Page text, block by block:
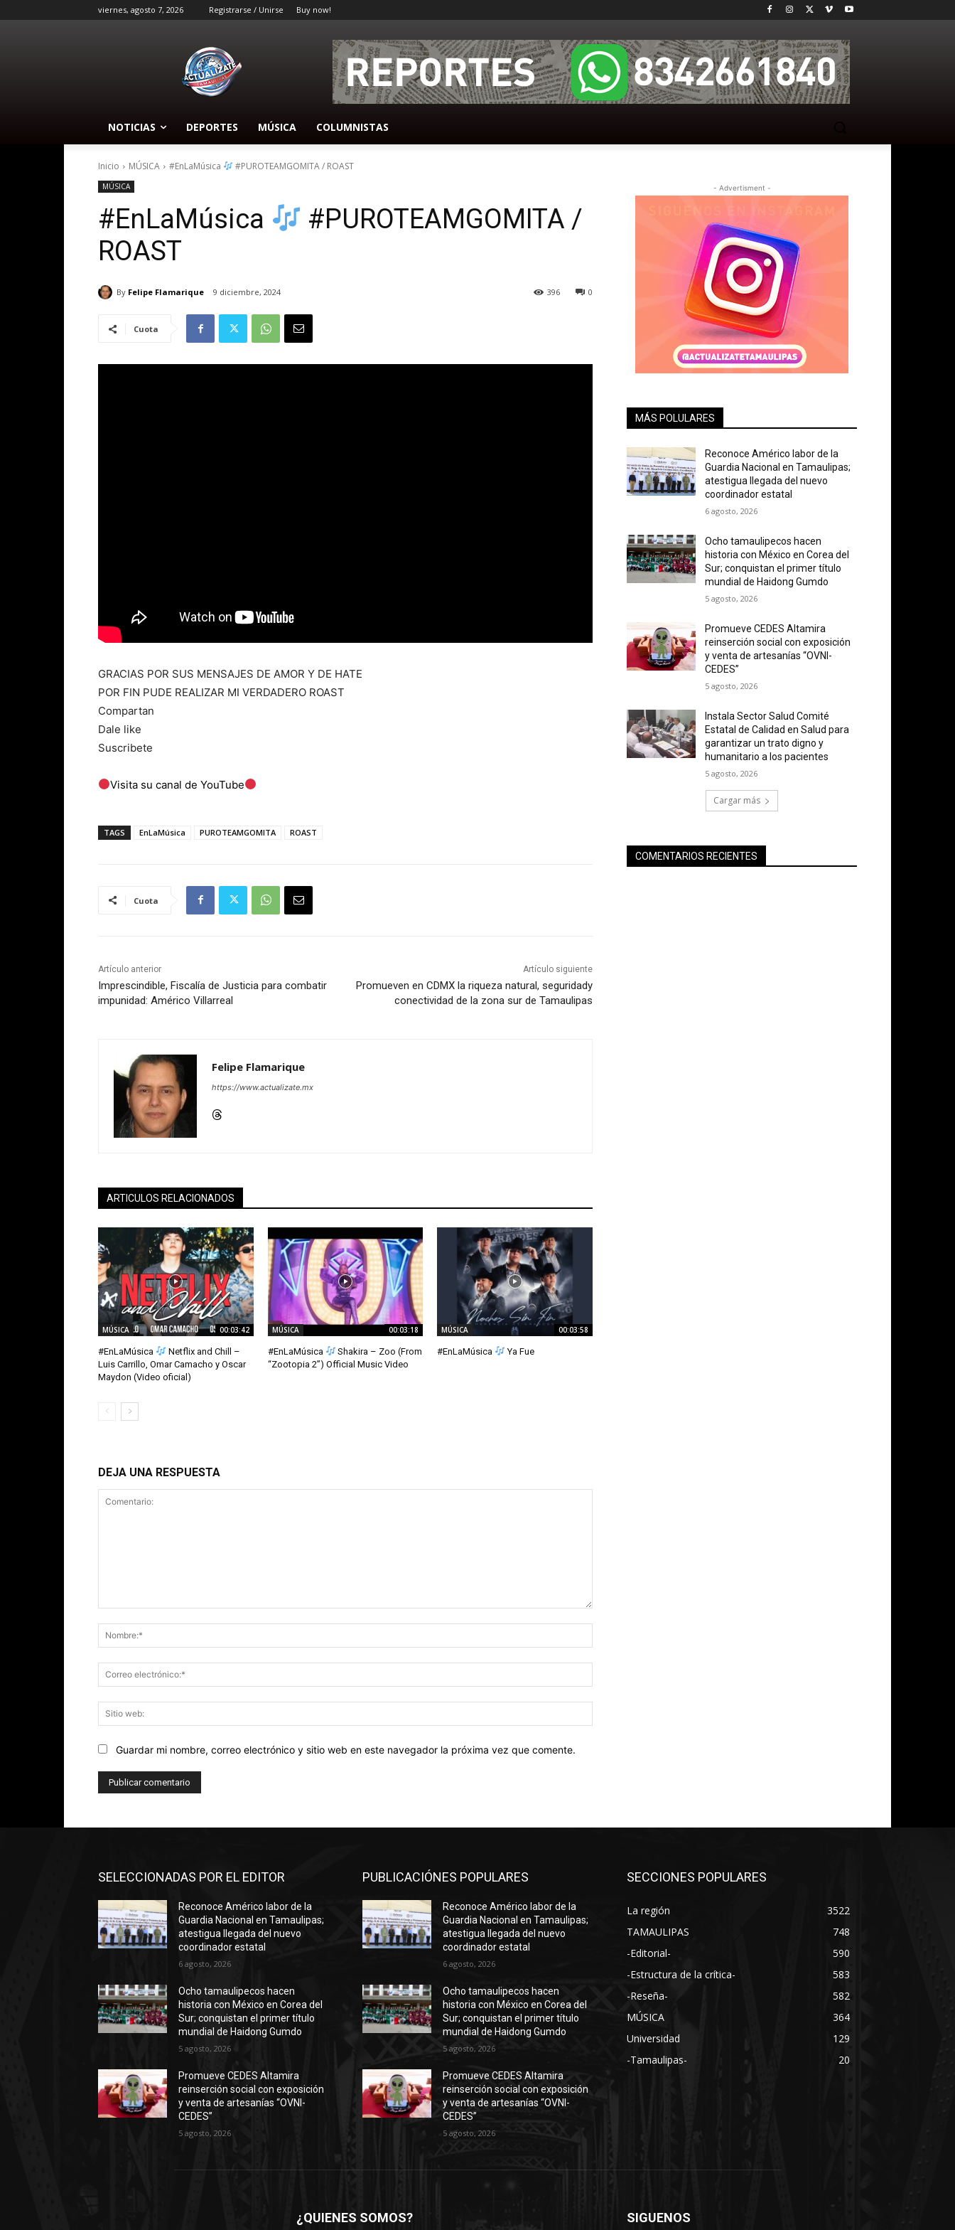
viernes, agosto 7, 2026 Registrarse / Unirse Buy now!
NOTICIAS DEPORTES MÚSICA COLUMNISTAS
Inicio MÚSICA #EnLaMúsica #PUROTEAMGOMITA / ROAST
MÚSICA
#EnLaMúsica
#PUROTEAMGOMITA /
ROAST
By Felipe Flamarique 9 diciembre, 2024 0
396
Cuota
GRACIAS POR SUS MENSAJES DE AMOR Y DE HATE
POR FIN PUDE REALIZAR MI VERDADERO ROAST
Compartan
Dale like
Suscribete
Visita su canal de YouTube
TAGS EnLaMúsica PUROTEAMGOMITA ROAST
Cuota
Artículo anterior
Imprescindible, Fiscalía de Justicia para combatir
impunidad: Américo Villarreal
Artículo siguiente
Promueven en CDMX la riqueza natural, seguridady
conectividad de la zona sur de Tamaulipas
Felipe Flamarique
https://www.actualizate.mx
ARTICULOS RELACIONADOS
MÚSICA 00:03:42
#EnLaMúsica
Netflix and Chill –
Luis Carrillo, Omar Camacho y Oscar
Maydon (Video oficial)
MÚSICA 00:03:18
#EnLaMúsica
Shakira – Zoo (From
“Zootopia 2”) Official Music Video
MÚSICA 00:03:58
#EnLaMúsica Ya Fue
DEJA UNA RESPUESTA
electrónico:*
web:
Guardar mi nombre, correo electrónico y sitio web en este navegador la próxima vez que comente.
- Advertisment -
MÁS POLULARES
Reconoce Américo labor de la
Guardia Nacional en Tamaulipas;
atestigua llegada del nuevo
coordinador estatal
6 agosto, 2026
Ocho tamaulipecos hacen
historia con México en Corea del
Sur; conquistan el primer título
mundial de Haidong Gumdo
5 agosto, 2026
Promueve CEDES Altamira
reinserción social con exposición
y venta de artesanías “OVNI-
CEDES”
5 agosto, 2026
Instala Sector Salud Comité
Estatal de Calidad en Salud para
garantizar un trato digno y
humanitario a los pacientes
5 agosto, 2026
Cargar más
COMENTARIOS RECIENTES
SELECCIONADAS POR EL EDITOR
Reconoce Américo labor de la
Guardia Nacional en Tamaulipas;
atestigua llegada del nuevo
coordinador estatal
6 agosto, 2026
Ocho tamaulipecos hacen
historia con México en Corea del
Sur; conquistan el primer título
mundial de Haidong Gumdo
5 agosto, 2026
Promueve CEDES Altamira
reinserción social con exposición
y venta de artesanías “OVNI-
CEDES”
5 agosto, 2026
PUBLICACIÓNES POPULARES
Reconoce Américo labor de la
Guardia Nacional en Tamaulipas;
atestigua llegada del nuevo
coordinador estatal
6 agosto, 2026
Ocho tamaulipecos hacen
historia con México en Corea del
Sur; conquistan el primer título
mundial de Haidong Gumdo
5 agosto, 2026
Promueve CEDES Altamira
reinserción social con exposición
y venta de artesanías “OVNI-
CEDES”
5 agosto, 2026
SECCIONES POPULARES
La región
3522
TAMAULIPAS
748
-Editorial-
590
-Estructura de la crítica-
583
-Reseña-
582
MÚSICA
364
Universidad
129
-Tamaulipas-
20
¿QUIENES SOMOS? SIGUENOS